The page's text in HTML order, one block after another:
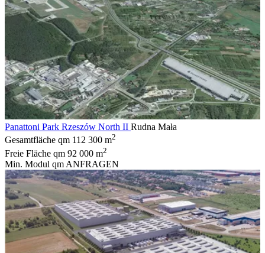
Panattoni Park Rzeszów North II Rudna Mała
Gesamtfläche qm 112 300 m2
Freie Fläche qm 92 000 m2
Min. Modul qm ANFRAGEN